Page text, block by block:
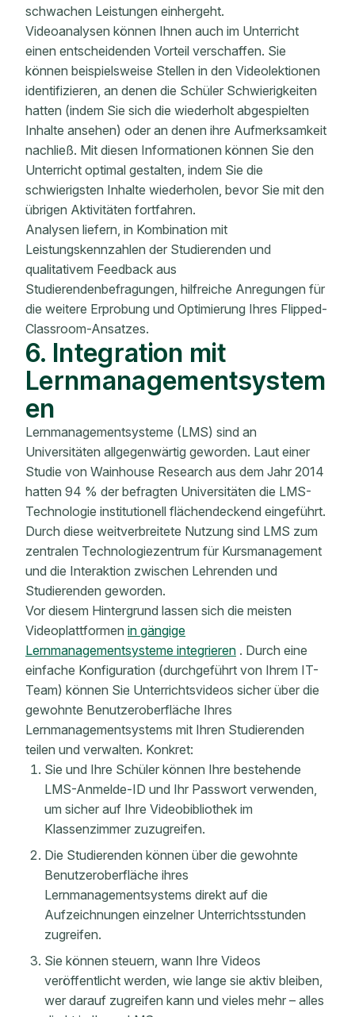
schwachen Leistungen einhergeht.
Videoanalysen können Ihnen auch im Unterricht
einen entscheidenden Vorteil verschaffen. Sie
können beispielsweise Stellen in den Videolektionen
identifizieren, an denen die Schüler Schwierigkeiten
hatten (indem Sie sich die wiederholt abgespielten
Inhalte ansehen) oder an denen ihre Aufmerksamkeit
nachließ. Mit diesen Informationen können Sie den
Unterricht optimal gestalten, indem Sie die
schwierigsten Inhalte wiederholen, bevor Sie mit den
übrigen Aktivitäten fortfahren.
Analysen liefern, in Kombination mit
Leistungskennzahlen der Studierenden und
qualitativem Feedback aus
Studierendenbefragungen, hilfreiche Anregungen für
die weitere Erprobung und Optimierung Ihres Flipped-
Classroom-Ansatzes.
6. Integration mit
Lernmanagementsystem
en
Lernmanagementsysteme (LMS) sind an
Universitäten allgegenwärtig geworden. Laut einer
Studie von Wainhouse Research aus dem Jahr 2014
hatten 94 % der befragten Universitäten die LMS-
Technologie institutionell flächendeckend eingeführt.
Durch diese weitverbreitete Nutzung sind LMS zum
zentralen Technologiezentrum für Kursmanagement
und die Interaktion zwischen Lehrenden und
Studierenden geworden.
Vor diesem Hintergrund lassen sich die meisten
Videoplattformen in gängige
Lernmanagementsysteme integrieren . Durch eine
einfache Konfiguration (durchgeführt von Ihrem IT-
Team) können Sie Unterrichtsvideos sicher über die
gewohnte Benutzeroberfläche Ihres
Lernmanagementsystems mit Ihren Studierenden
teilen und verwalten. Konkret:
Sie und Ihre Schüler können Ihre bestehende
LMS-Anmelde-ID und Ihr Passwort verwenden,
um sicher auf Ihre Videobibliothek im
Klassenzimmer zuzugreifen.
Die Studierenden können über die gewohnte
Benutzeroberfläche ihres
Lernmanagementsystems direkt auf die
Aufzeichnungen einzelner Unterrichtsstunden
zugreifen.
Sie können steuern, wann Ihre Videos
veröffentlicht werden, wie lange sie aktiv bleiben,
wer darauf zugreifen kann und vieles mehr – alles